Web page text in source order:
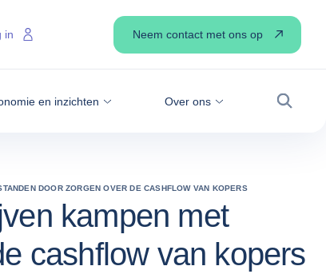
en inzichten Over ons
Zoek
in Neem contact met ons op
DOOR ZORGEN OVER DE CASHFLOW VAN KOPERS
kampen met
cashflow van kopers